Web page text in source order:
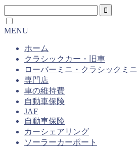
MENU
ホーム
クラシックカー・旧車
ローバーミニ・クラシックミニ
専門店
車の維持費
自動車保険
JAF
自動車保険
カーシェアリング
ソーラーカーポート